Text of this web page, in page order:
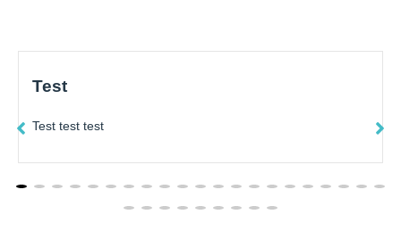
Test
Test test test